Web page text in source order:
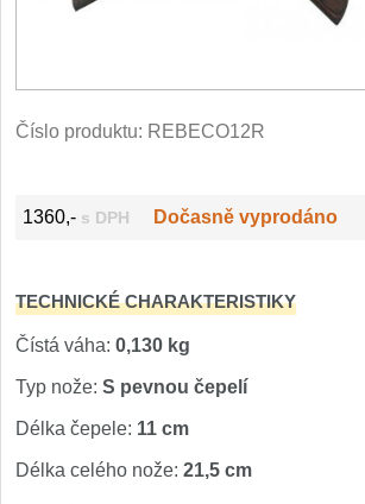
Steakové nože 2
Porcovací nože 2
Sekáčky a speciální nože
15
Japonské nože
Číslo produktu: REBECO12R
1360,- s DPH Dočasně vyprodáno
TECHNICKÉ CHARAKTERISTIKY
Čístá váha: 0,130 kg
Typ nože: S pevnou čepelí
Délka čepele: 11 cm
Délka celého nože: 21,5 cm